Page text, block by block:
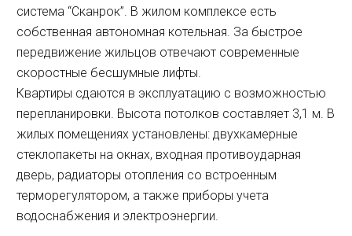
система “Сканрок”. В жилом комплексе есть
собственная автономная котельная. За быстрое
передвижение жильцов отвечают современные
скоростные бесшумные лифты.
Квартиры сдаются в эксплуатацию с возможностью
перепланировки. Высота потолков составляет 3,1 м. В
жилых помещениях установлены: двухкамерные
стеклопакеты на окнах, входная противоударная
дверь, радиаторы отопления со встроенным
терморегулятором, а также приборы учета
водоснабжения и электроэнергии.